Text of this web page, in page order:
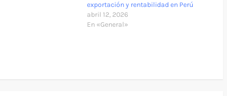
exportación y rentabilidad en Perú
abril 12, 2026
En «General»